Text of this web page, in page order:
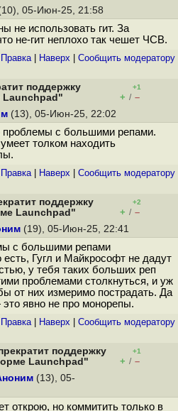
05-Июн-25, 21:58
не использовать гит. За
не-гит неплохо так чешет ЧСВ.
Правка| Наверх Cообщить модератору
поддержку
Launchpad"
+1
+ / –
(13), 05-Июн-25, 22:02
проблемы с большими репами.
толком находить
Правка| Наверх Cообщить модератору
поддержку
Launchpad"
+2
+ / –
(19), 05-Июн-25, 22:41
с большими репами
есть, Гугл и Майкрософт не дадут
у тебя таких больших реп
проблемами столкнуться, и уж
от них измеримо пострадать. Да
явно не про монорепы.
Правка| Наверх Cообщить модератору
поддержку
Launchpad"
+1
+ / –
(13), 05-
открою, но коммитить только в